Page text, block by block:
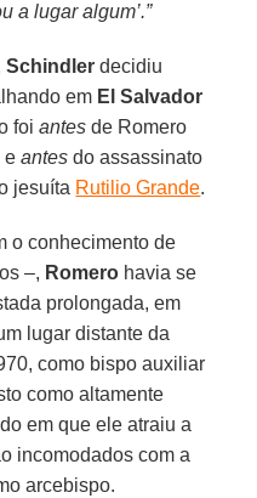
a lugar algum’.”
Schindler decidiu
em El Salvador
foiantes de Romero
eantes do assassinato
jesuíta Rutilio Grande.
o conhecimento de
–, Romero havia se
prolongada, em
lugar distante da
como bispo auxiliar
como altamente
em que ele atraiu a
incomodados com a
arcebispo.